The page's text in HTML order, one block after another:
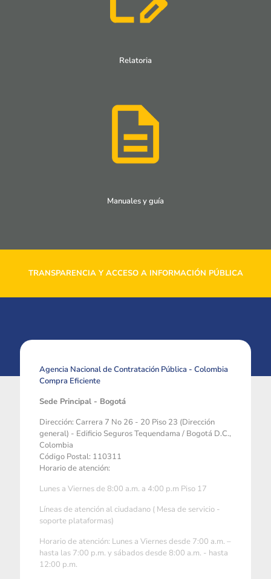
Relatoria
Manuales y guía
TRANSPARENCIA Y ACCESO A INFORMACIÓN PÚBLICA
Agencia Nacional de Contratación Pública - Colombia
Compra Eficiente
Sede Principal - Bogotá
Dirección: Carrera 7 No 26 - 20 Piso 23 (Dirección
general) - Edificio Seguros Tequendama / Bogotá D.C.,
Colombia
Código Postal: 110311
Horario de atención:
Lunes a Viernes de 8:00 a.m. a 4:00 p.m Piso 17
Líneas de atención al ciudadano ( Mesa de servicio -
soporte plataformas)
Horario de atención: Lunes a Viernes desde 7:00 a.m. –
hasta las 7:00 p.m. y sábados desde 8:00 a.m. - hasta
12:00 p.m.